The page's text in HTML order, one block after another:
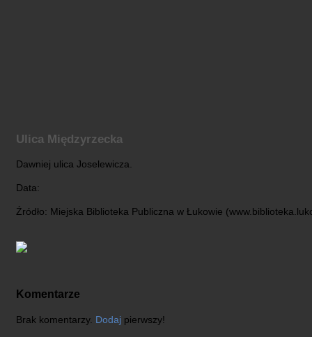
Ulica Międzyrzecka
Dawniej ulica Joselewicza.
Data:
Źródło: Miejska Biblioteka Publiczna w Łukowie
Komentarze
Brak komentarzy. Dodaj pierwszy!